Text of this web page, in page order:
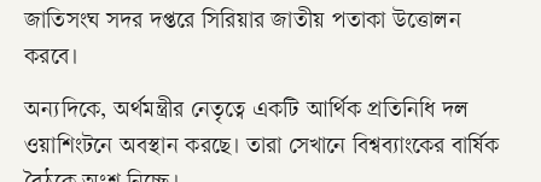
জাতিসংঘ সদর দপ্তরে সিরিয়ার জাতীয় পতাকা উত্তোলন
করবে।
অন্যদিকে, অর্থমন্ত্রীর নেতৃত্বে একটি আর্থিক প্রতিনিধি দল
ওয়াশিংটনে অবস্থান করছে। তারা সেখানে বিশ্বব্যাংকের বার্ষিক